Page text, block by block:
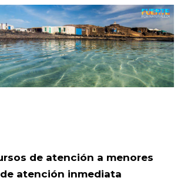
de atención a menores
atención inmediata